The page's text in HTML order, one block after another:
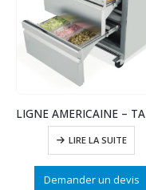
LIRE LA SUITE
Demander un devis